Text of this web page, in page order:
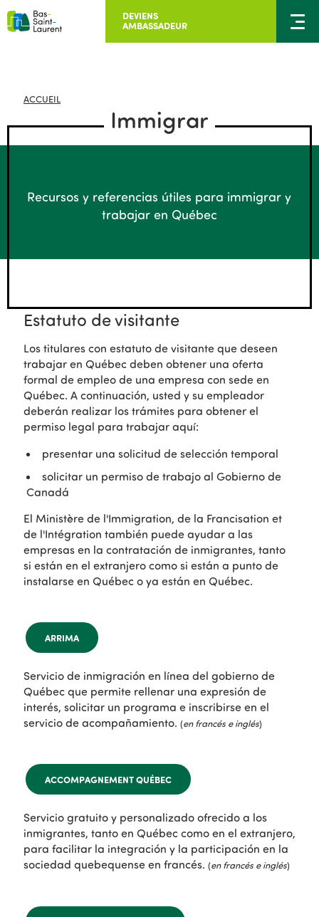
DEVIENS
AMBASSADEUR
ACCUEIL
Immigrar
Recursos y referencias útiles para immigrar y
trabajar en Québec
Estatuto de visitante
Los titulares con estatuto de visitante que deseen
trabajar en Québec deben obtener una oferta
formal de empleo de una empresa con sede en
Québec. A continuación, usted y su empleador
deberán realizar los trámites para obtener el
permiso legal para trabajar aquí:
presentar una solicitud de selección temporal
solicitar un permiso de trabajo al Gobierno de
Canadá
El Ministère de l'Immigration, de la Francisation et
de l'Intégration también puede ayudar a las
empresas en la contratación de inmigrantes, tanto
si están en el extranjero como si están a punto de
instalarse en Québec o ya están en Québec.
ARRIMA
Servicio de inmigración en línea del gobierno de
Québec que permite rellenar una expresión de
interés, solicitar un programa e inscribirse en el
servicio de acompañamiento. (en francés e inglés)
ACCOMPAGNEMENT QUÉBEC
Servicio gratuito y personalizado ofrecido a los
inmigrantes, tanto en Québec como en el extranjero,
para facilitar la integración y la participación en la
sociedad quebequense en francés. (en francés e inglés)